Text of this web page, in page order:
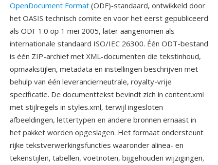
OpenDocument Format (ODF)-standaard, ontwikkeld door
het OASIS technisch comite en voor het eerst gepubliceerd
als ODF 1.0 op 1 mei 2005, later aangenomen als
internationale standaard ISO/IEC 26300. Één ODT-bestand
is één ZIP-archief met XML-documenten die tekstinhoud,
opmaakstijlen, metadata en instellingen beschrijven met
behulp van één leverancierneutrale, royalty-vrije
specificatie. De documenttekst bevindt zich in content.xml
met stijlregels in styles.xml, terwijl ingesloten
afbeeldingen, lettertypen en andere bronnen ernaast in
het pakket worden opgeslagen. Het formaat ondersteunt
rijke tekstverwerkingsfuncties waaronder alinea- en
tekenstijlen, tabellen, voetnoten, bijgehouden wijzigingen,